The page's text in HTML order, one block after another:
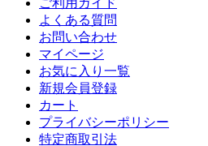
ご利用ガイド
よくある質問
お問い合わせ
マイページ
お気に入り一覧
新規会員登録
カート
プライバシーポリシー
特定商取引法